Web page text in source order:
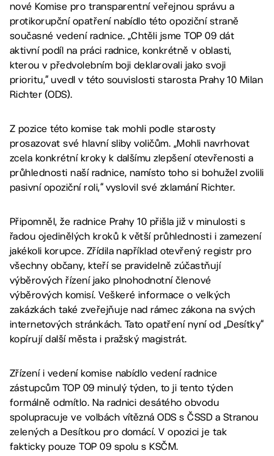
nové Komise pro transparentní veřejnou správu a
protikorupční opatření nabídlo této opoziční straně
současné vedení radnice. „Chtěli jsme TOP 09 dát
aktivní podíl na práci radnice, konkrétně v oblasti,
kterou v předvolebním boji deklarovali jako svoji
prioritu,“ uvedl v této souvislosti starosta Prahy 10 Milan
Richter (ODS).
Z pozice této komise tak mohli podle starosty
prosazovat své hlavní sliby voličům. „Mohli navrhovat
zcela konkrétní kroky k dalšímu zlepšení otevřenosti a
průhlednosti naší radnice, namísto toho si bohužel zvolili
pasivní opoziční roli,“ vyslovil své zklamání Richter.
Připomněl, že radnice Prahy 10 přišla již v minulosti s
řadou ojedinělých kroků k větší průhlednosti i zamezení
jakékoli korupce. Zřídila například otevřený registr pro
všechny občany, kteří se pravidelně zúčastňují
výběrových řízení jako plnohodnotní členové
výběrových komisí. Veškeré informace o velkých
zakázkách také zveřejňuje nad rámec zákona na svých
internetových stránkách. Tato opatření nyní od „Desítky“
kopírují další města i pražský magistrát.
Zřízení i vedení komise nabídlo vedení radnice
zástupcům TOP 09 minulý týden, to ji tento týden
formálně odmítlo. Na radnici desátého obvodu
spolupracuje ve volbách vítězná ODS s ČSSD a Stranou
zelených a Desítkou pro domácí. V opozici je tak
fakticky pouze TOP 09 spolu s KSČM.